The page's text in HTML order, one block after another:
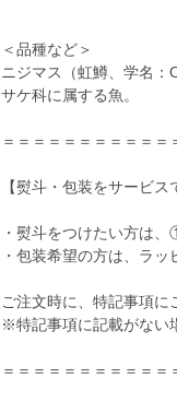
＜品種など＞
ニジマス（虹鱒、学名：
サケ科に属する魚。
＝＝＝＝＝＝＝＝＝＝＝
【熨斗・包装をサービス
・熨斗をつけたい方は
・包装希望の方は、ラッ
ご注文時に、特記事項に
※特記事項に記載がない